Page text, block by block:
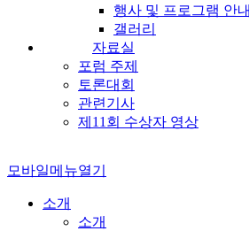
행사 및 프로그램 안내
갤러리
자료실
포럼 주제
토론대회
관련기사
제11회 수상자 영상
모바일메뉴열기
소개
소개